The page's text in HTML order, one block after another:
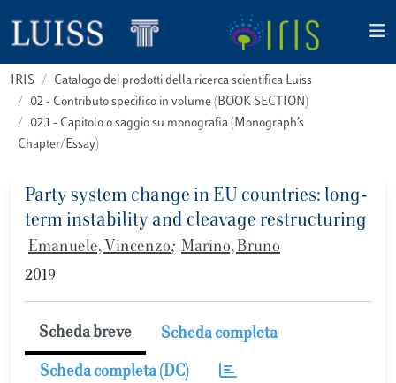
IRIS
Catalogo dei prodotti della ricerca scientifica Luiss
02 - Contributo specifico in volume (BOOK SECTION)
02.1 - Capitolo o saggio su monografia (Monograph’s
Chapter/Essay)
Party system change in EU countries: long-
term instability and cleavage restructuring
Emanuele, Vincenzo; Marino, Bruno
2019
Scheda breve Scheda completa
Scheda completa (DC)